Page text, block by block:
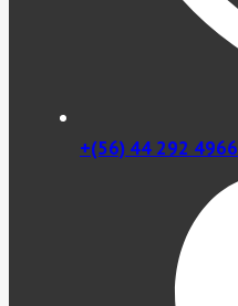
+(56) 44 292 4966